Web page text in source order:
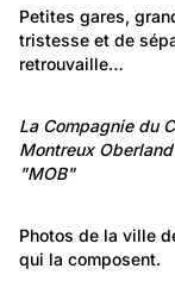
Environnement:
Les gares
Petites gares,
tristesse et de
retrouvaille…
Travail et
MOB -
Oberland Bernois
La Compagnie du
Montreux
"MOB"
Lieux: Vaud
Montreux
Photos de la ville
qui la composent.